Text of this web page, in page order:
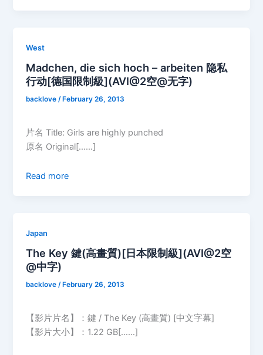
West
Madchen, die sich hoch – arbeiten 隐私
行动[德国限制級](AVI@2空@无字)
backlove/ February 26, 2013
片名 Title: Girls are highly punched
原名 Original[……]
Read more
Japan
The Key 鍵(高畫質)[日本限制級](AVI@2空
@中字)
backlove/ February 26, 2013
【影片片名】：鍵 / The Key (高畫質) [中文字幕]
【影片大小】：1.22 GB[……]